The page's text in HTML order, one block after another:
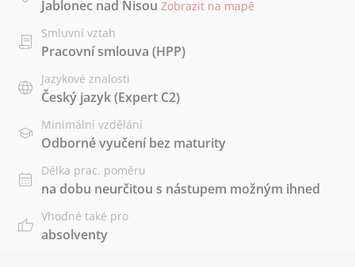
Jablonec nad Nisou Zobrazit na mapě
Smluvní vztah
Pracovní smlouva (HPP)
Jazykové znalosti
Český jazyk(Expert C2)
Minimální vzdělání
Odborné vyučení bez maturity
Délka prac. poměru
na dobu neurčitou s nástupem možným ihned
Vhodné také pro
absolventy